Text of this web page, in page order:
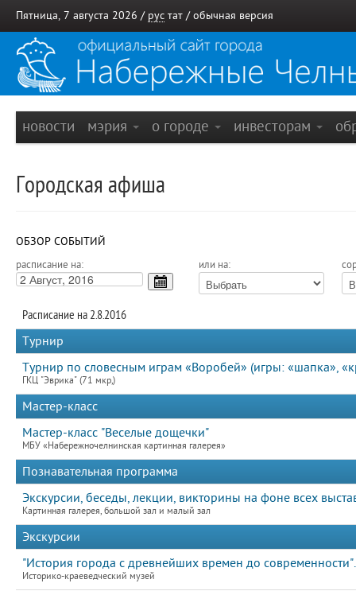
Пятница, 7 августа 2026 / рус тат / обычная версия
новости мэрия о городе инвесторам
Городская афиша
ОБЗОР СОБЫТИЙ
расписание на: или на:
Расписание на 2.8.2016
Турнир
Турнир по словесным играм «Воробей» (игры: «шапка»,
ГКЦ "Эврика" (71 мкр,)
Мастер-класс
Мастер-класс "Веселые дощечки"
МБУ «Набережночелнинская картинная галерея»
Познавательная программа
Экскурсии, беседы, лекции, викторины на фоне всех
Картинная галерея, большой зал и малый зал
Экскурсии
"История города с древнейших времен до современности".
Историко-краеведческий музей